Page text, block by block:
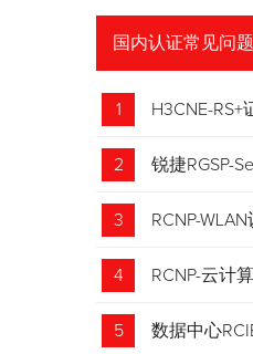
国内认证常见问题
1 H3CNE-
2 锐捷RGSP-
3 RCNP-
4 RCNP-云计
5 数据中心